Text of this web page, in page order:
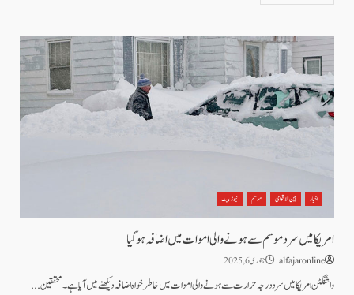
اخبار بین الاقوامی موسم نیوز بیٹ
امریکا میں سرد موسم سے ہونے والی اموات میں اضافہ ہوگیا
alfajaronline جنوری 6, 2025
واشنگٹن امریکا میں سرد درجہ حرارت سے ہونے والی اموات میں خاطرخواہ اضافہ دیکھنے میں آیا ہے۔محققین...